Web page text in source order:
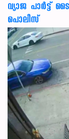
വ്യാജ പാർട്ട്
പൊലീസ്